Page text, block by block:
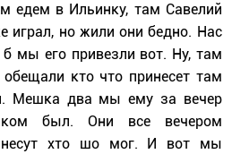
едем в Ильинку, там Савелий
играл, но жили они бедно. Нас
мы его привезли вот. Ну, там
кто что принесет там
Мешка два мы ему за вечер
был. Они все вечером
несут хто шо мог. И вот мы